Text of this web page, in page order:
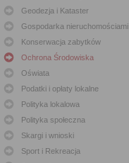
Geodezja i Kataster
Gospodarka nieruchomościami
Konserwacja zabytków
Ochrona Środowiska
Oświata
Podatki i opłaty lokalne
Polityka lokalowa
Polityka społeczna
Skargi i wnioski
Sport i Rekreacja